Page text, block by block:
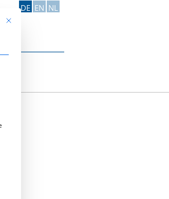
DE EN NL
Mit diesem Button wird der Dialog geschlossen. Seine
eine Einwilligung erteilt werden kann.